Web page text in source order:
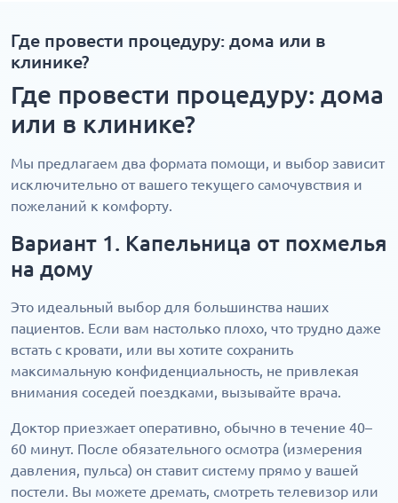
Где провести процедуру: дома или в
клинике?
Где провести процедуру: дома
или в клинике?
Мы предлагаем два формата помощи, и выбор зависит
исключительно от вашего текущего самочувствия и
пожеланий к комфорту.
Вариант 1. Капельница от похмелья
на дому
Это идеальный выбор для большинства наших
пациентов. Если вам настолько плохо, что трудно даже
встать с кровати, или вы хотите сохранить
максимальную конфиденциальность, не привлекая
внимания соседей поездками, вызывайте врача.
Доктор приезжает оперативно, обычно в течение 40–
60 минут. После обязательного осмотра (измерения
давления, пульса) он ставит систему прямо у вашей
постели. Вы можете дремать, смотреть телевизор или